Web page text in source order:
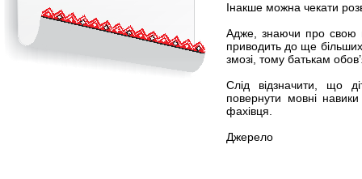
Інакше можна чекати
Адже, знаючи про свою
приводить до ще
змозі, тому батькам
Слід відзначити, що
повернути мовні
фахівця.
Джерело